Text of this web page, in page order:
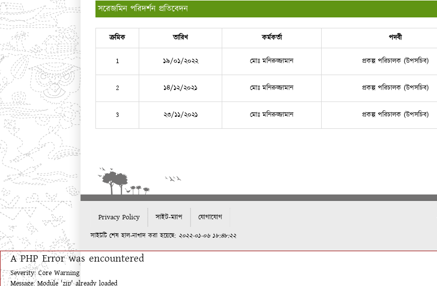
সরেজমিন পরিদর্শন প্রতিবেদন
ক্রমিক তারিখ কর্মকর্তা পদবী
1 ১৯/০১/২০২২ মোঃ মনিরুজ্জামান প্রকল্প পরিচালক (উপসচিব)
2 ১৪/১২/২০২১ মোঃ মনিরুজ্জামান প্রকল্প পরিচালক (উপসচিব)
3 ২৩/১১/২০২১ মোঃ মনিরুজ্জামান প্রকল্প পরিচালক (উপসচিব)
Privacy Policy সাইট-ম্যাপ যোগাযোগ
সাইটটি শেষ হাল-নাগাদ করা হয়েছে: ২০২২-০১-০৬ ১৮:৪৮:২২
A PHP Error was encountered
Severity: Core Warning
Message: Module 'zip' already loaded